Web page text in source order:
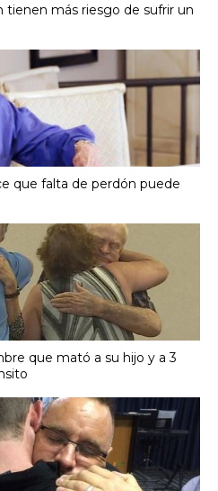
tienen más riesgo de sufrir un
que falta de perdón puede
que mató a su hijo y a 3